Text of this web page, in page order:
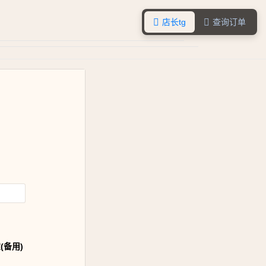
 店长tg  查询订单
备用)